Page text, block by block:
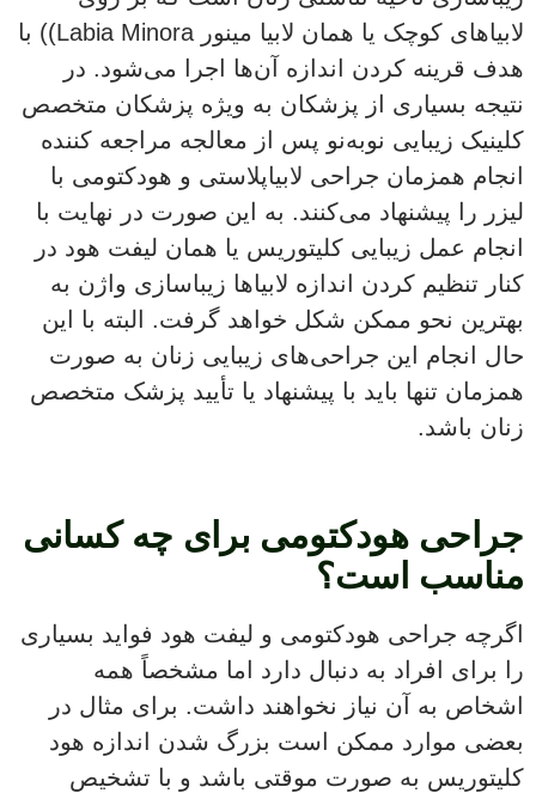
لابیاهای کوچک یا همان لابیا مینور Labia Minora)) با
هدف قرینه کردن اندازه آن‌ها اجرا می‌شود. در
نتیجه بسیاری از پزشکان به ویژه پزشکان متخصص
کلینیک زیبایی نوبه‌نو پس از معالجه مراجعه کننده
انجام همزمان جراحی لابیاپلاستی و هودکتومی با
لیزر را پیشنهاد می‌کنند. به این صورت در نهایت با
انجام عمل زیبایی کلیتوریس یا همان لیفت هود در
کنار تنظیم کردن اندازه لابیاها زیباسازی واژن به
بهترین نحو ممکن شکل خواهد گرفت. البته با این
حال انجام این جراحی‌های زیبایی زنان به صورت
همزمان تنها باید با پیشنهاد یا تأیید پزشک متخصص
زنان باشد.
جراحی هودکتومی برای چه کسانی
مناسب است؟
اگرچه جراحی هودکتومی و لیفت هود فواید بسیاری
را برای افراد به دنبال دارد اما مشخصاً همه
اشخاص به آن نیاز نخواهند داشت. برای مثال در
بعضی موارد ممکن است بزرگ شدن اندازه هود
کلیتوریس به صورت موقتی باشد و با تشخیص